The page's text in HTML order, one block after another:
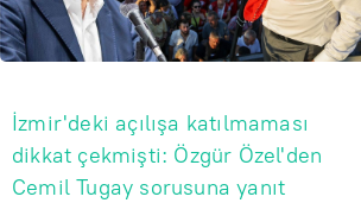
İzmir'deki açılışa katılmaması
dikkat çekmişti: Özgür Özel'den
Cemil Tugay sorusuna yanıt